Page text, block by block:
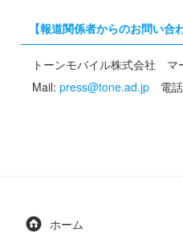
【報道関係者からのお問い合
トーンモバイル株式会社 マ
Mail: press@tone.ad.jp 電話
ホーム